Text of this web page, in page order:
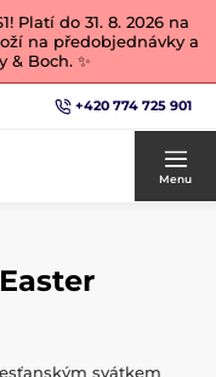
Platí do 31. 8. 2026 na
na předobjednávky a
& Boch. ✨
+420 774 725 901
Menu
svátkem